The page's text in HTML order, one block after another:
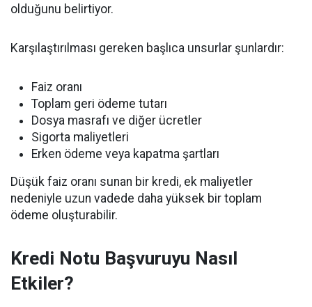
olduğunu belirtiyor.
Karşılaştırılması gereken başlıca unsurlar şunlardır:
Faiz oranı
Toplam geri ödeme tutarı
Dosya masrafı ve diğer ücretler
Sigorta maliyetleri
Erken ödeme veya kapatma şartları
Düşük faiz oranı sunan bir kredi, ek maliyetler
nedeniyle uzun vadede daha yüksek bir toplam
ödeme oluşturabilir.
Kredi Notu Başvuruyu Nasıl
Etkiler?